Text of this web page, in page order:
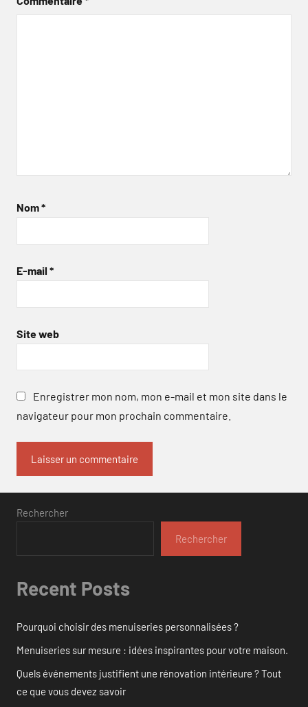
Nom*
E-mail *
Site web
Enregistrer mon nom, mon e-mail et mon site dans le
navigateur pour mon prochain commentaire.
Rechercher
Rechercher
Recent Posts
Pourquoi choisir des menuiseries personnalisées ?
Menuiseries sur mesure : idées inspirantes pour votre maison.
Quels événements justifient une rénovation intérieure ? Tout
ce que vous devez savoir